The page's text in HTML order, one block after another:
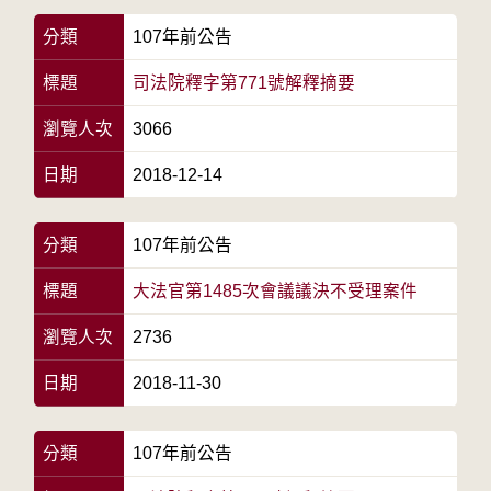
分類 107年前公告
標題 司法院釋字第771號解釋摘要
瀏覽人次 3066
日期 2018-12-14
分類 107年前公告
標題 大法官第1485次會議議決不受理案件
瀏覽人次 2736
日期 2018-11-30
分類 107年前公告